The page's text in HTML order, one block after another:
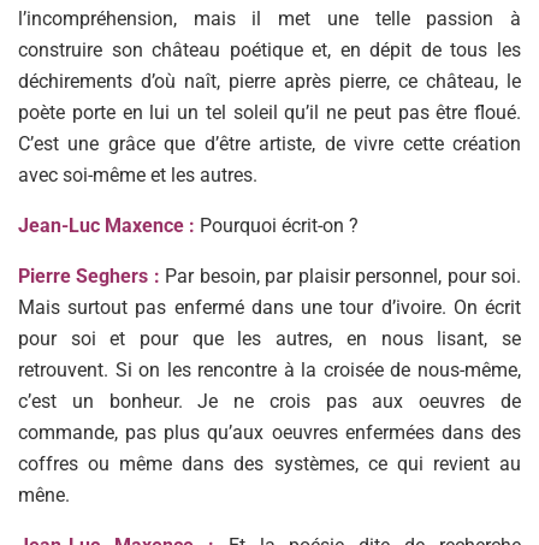
l’incompréhension, mais il met une telle passion à
construire son château poétique et, en dépit de tous les
déchirements d’où naît, pierre après pierre, ce château, le
poète porte en lui un tel soleil qu’il ne peut pas être floué.
C’est une grâce que d’être artiste, de vivre cette création
avec soi-même et les autres.
Jean-Luc Maxence : Pourquoi écrit-on ?
Pierre Seghers : Par besoin, par plaisir personnel, pour soi.
Mais surtout pas enfermé dans une tour d’ivoire. On écrit
pour soi et pour que les autres, en nous lisant, se
retrouvent. Si on les rencontre à la croisée de nous-même,
c’est un bonheur. Je ne crois pas aux oeuvres de
commande, pas plus qu’aux oeuvres enfermées dans des
coffres ou même dans des systèmes, ce qui revient au
mêne.